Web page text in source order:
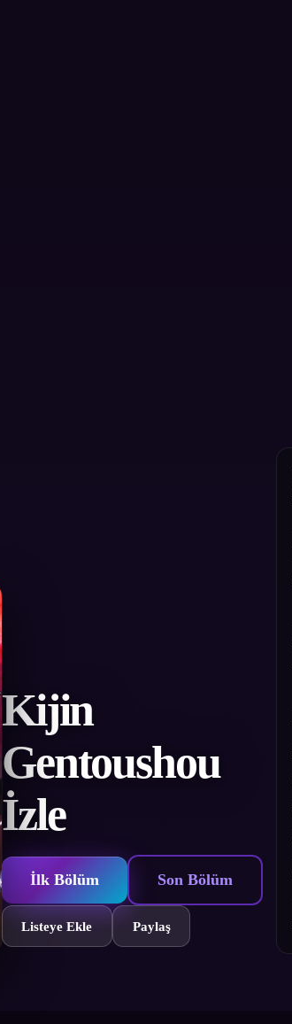
Kijin
Gentoushou
İzle
İlk Bölüm Son Bölüm
Listeye Ekle Paylaş